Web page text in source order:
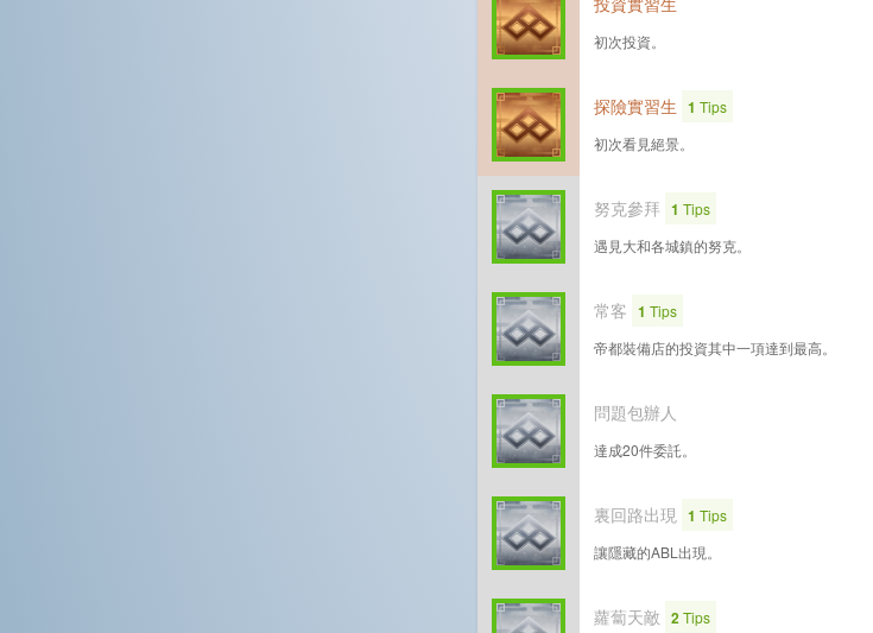
初次投資。
探險實習生 1 Tips
初次看見絕景。
努克參拜 1 Tips
遇見大和各城鎮的努克。
常客 1 Tips
帝都裝備店的投資其中一項達到最高。
問題包辦人
達成20件委託。
裏回路出現 1 Tips
讓隱藏的ABL出現。
蘿蔔天敵 2Tips